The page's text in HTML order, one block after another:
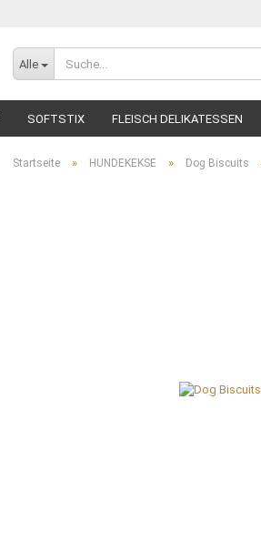
Alle
SOFTSTIX FLEISCH DELIKATESSEN
Startseite » HUNDEKEKSE » Dog Biscuits